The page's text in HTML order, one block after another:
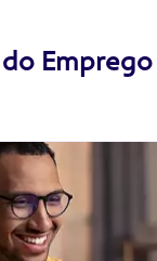
Emprego